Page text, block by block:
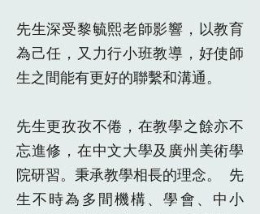
先生深受黎毓熙老師影響，以教育
為己任，又力行小班教導，好使師
生之間能有更好的聯繫和溝通。
先生更孜孜不倦，在教學之餘亦不
忘進修，在中文大學及廣州美術學
院研習。秉承教學相長的理念。 先
生不時為多間機構、學會、中小